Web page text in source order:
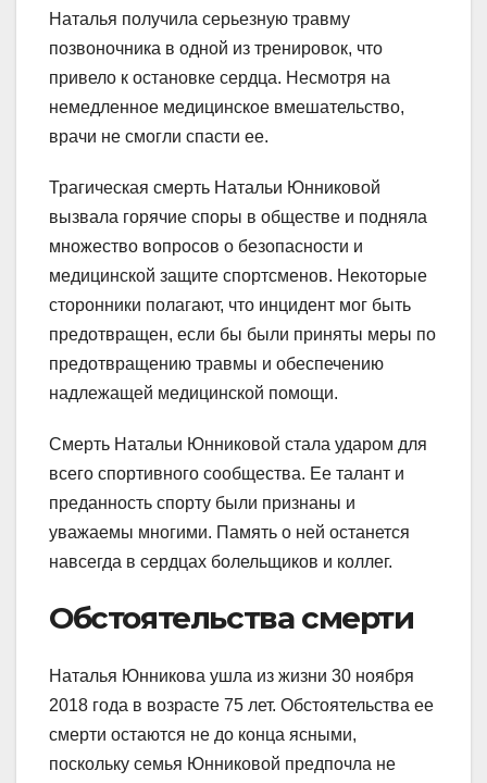
Наталья получила серьезную травму
позвоночника в одной из тренировок, что
привело к остановке сердца. Несмотря на
немедленное медицинское вмешательство,
врачи не смогли спасти ее.
Трагическая смерть Натальи Юнниковой
вызвала горячие споры в обществе и подняла
множество вопросов о безопасности и
медицинской защите спортсменов. Некоторые
сторонники полагают, что инцидент мог быть
предотвращен, если бы были приняты меры по
предотвращению травмы и обеспечению
надлежащей медицинской помощи.
Смерть Натальи Юнниковой стала ударом для
всего спортивного сообщества. Ее талант и
преданность спорту были признаны и
уважаемы многими. Память о ней останется
навсегда в сердцах болельщиков и коллег.
Обстоятельства смерти
Наталья Юнникова ушла из жизни 30 ноября
2018 года в возрасте 75 лет. Обстоятельства ее
смерти остаются не до конца ясными,
поскольку семья Юнниковой предпочла не